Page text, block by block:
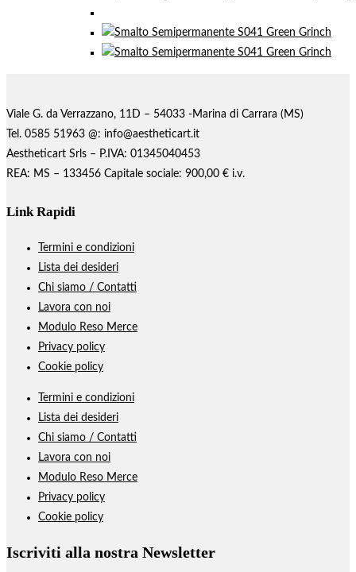
Viale G. da Verrazzano, 11D – 54033 -Marina di Carrara (MS)
Tel. 0585 51963 @: info@aestheticart.it
Aestheticart Srls – P.IVA: 01345040453
REA: MS – 133456 Capitale sociale: 900,00 € i.v.
Link Rapidi
Termini e condizioni
Lista dei desideri
Chi siamo / Contatti
Lavora con noi
Modulo Reso Merce
Privacy policy
Cookie policy
Termini e condizioni
Lista dei desideri
Chi siamo / Contatti
Lavora con noi
Modulo Reso Merce
Privacy policy
Cookie policy
Iscriviti alla nostra Newsletter